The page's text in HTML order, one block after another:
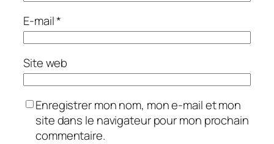
E-mail*
Site web
Enregistrer mon nom, mon e-mail et mon
site dans le navigateur pour mon prochain
commentaire.